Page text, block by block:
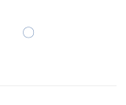
〇